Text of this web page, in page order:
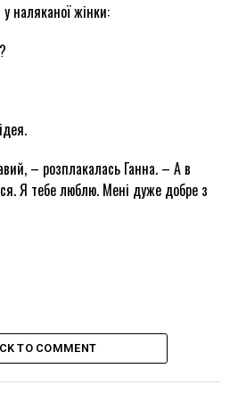
наляканої жінки:
– розплакалась Ганна. – А в
Я тебе люблю. Мені дуже добре з
TO COMMENT